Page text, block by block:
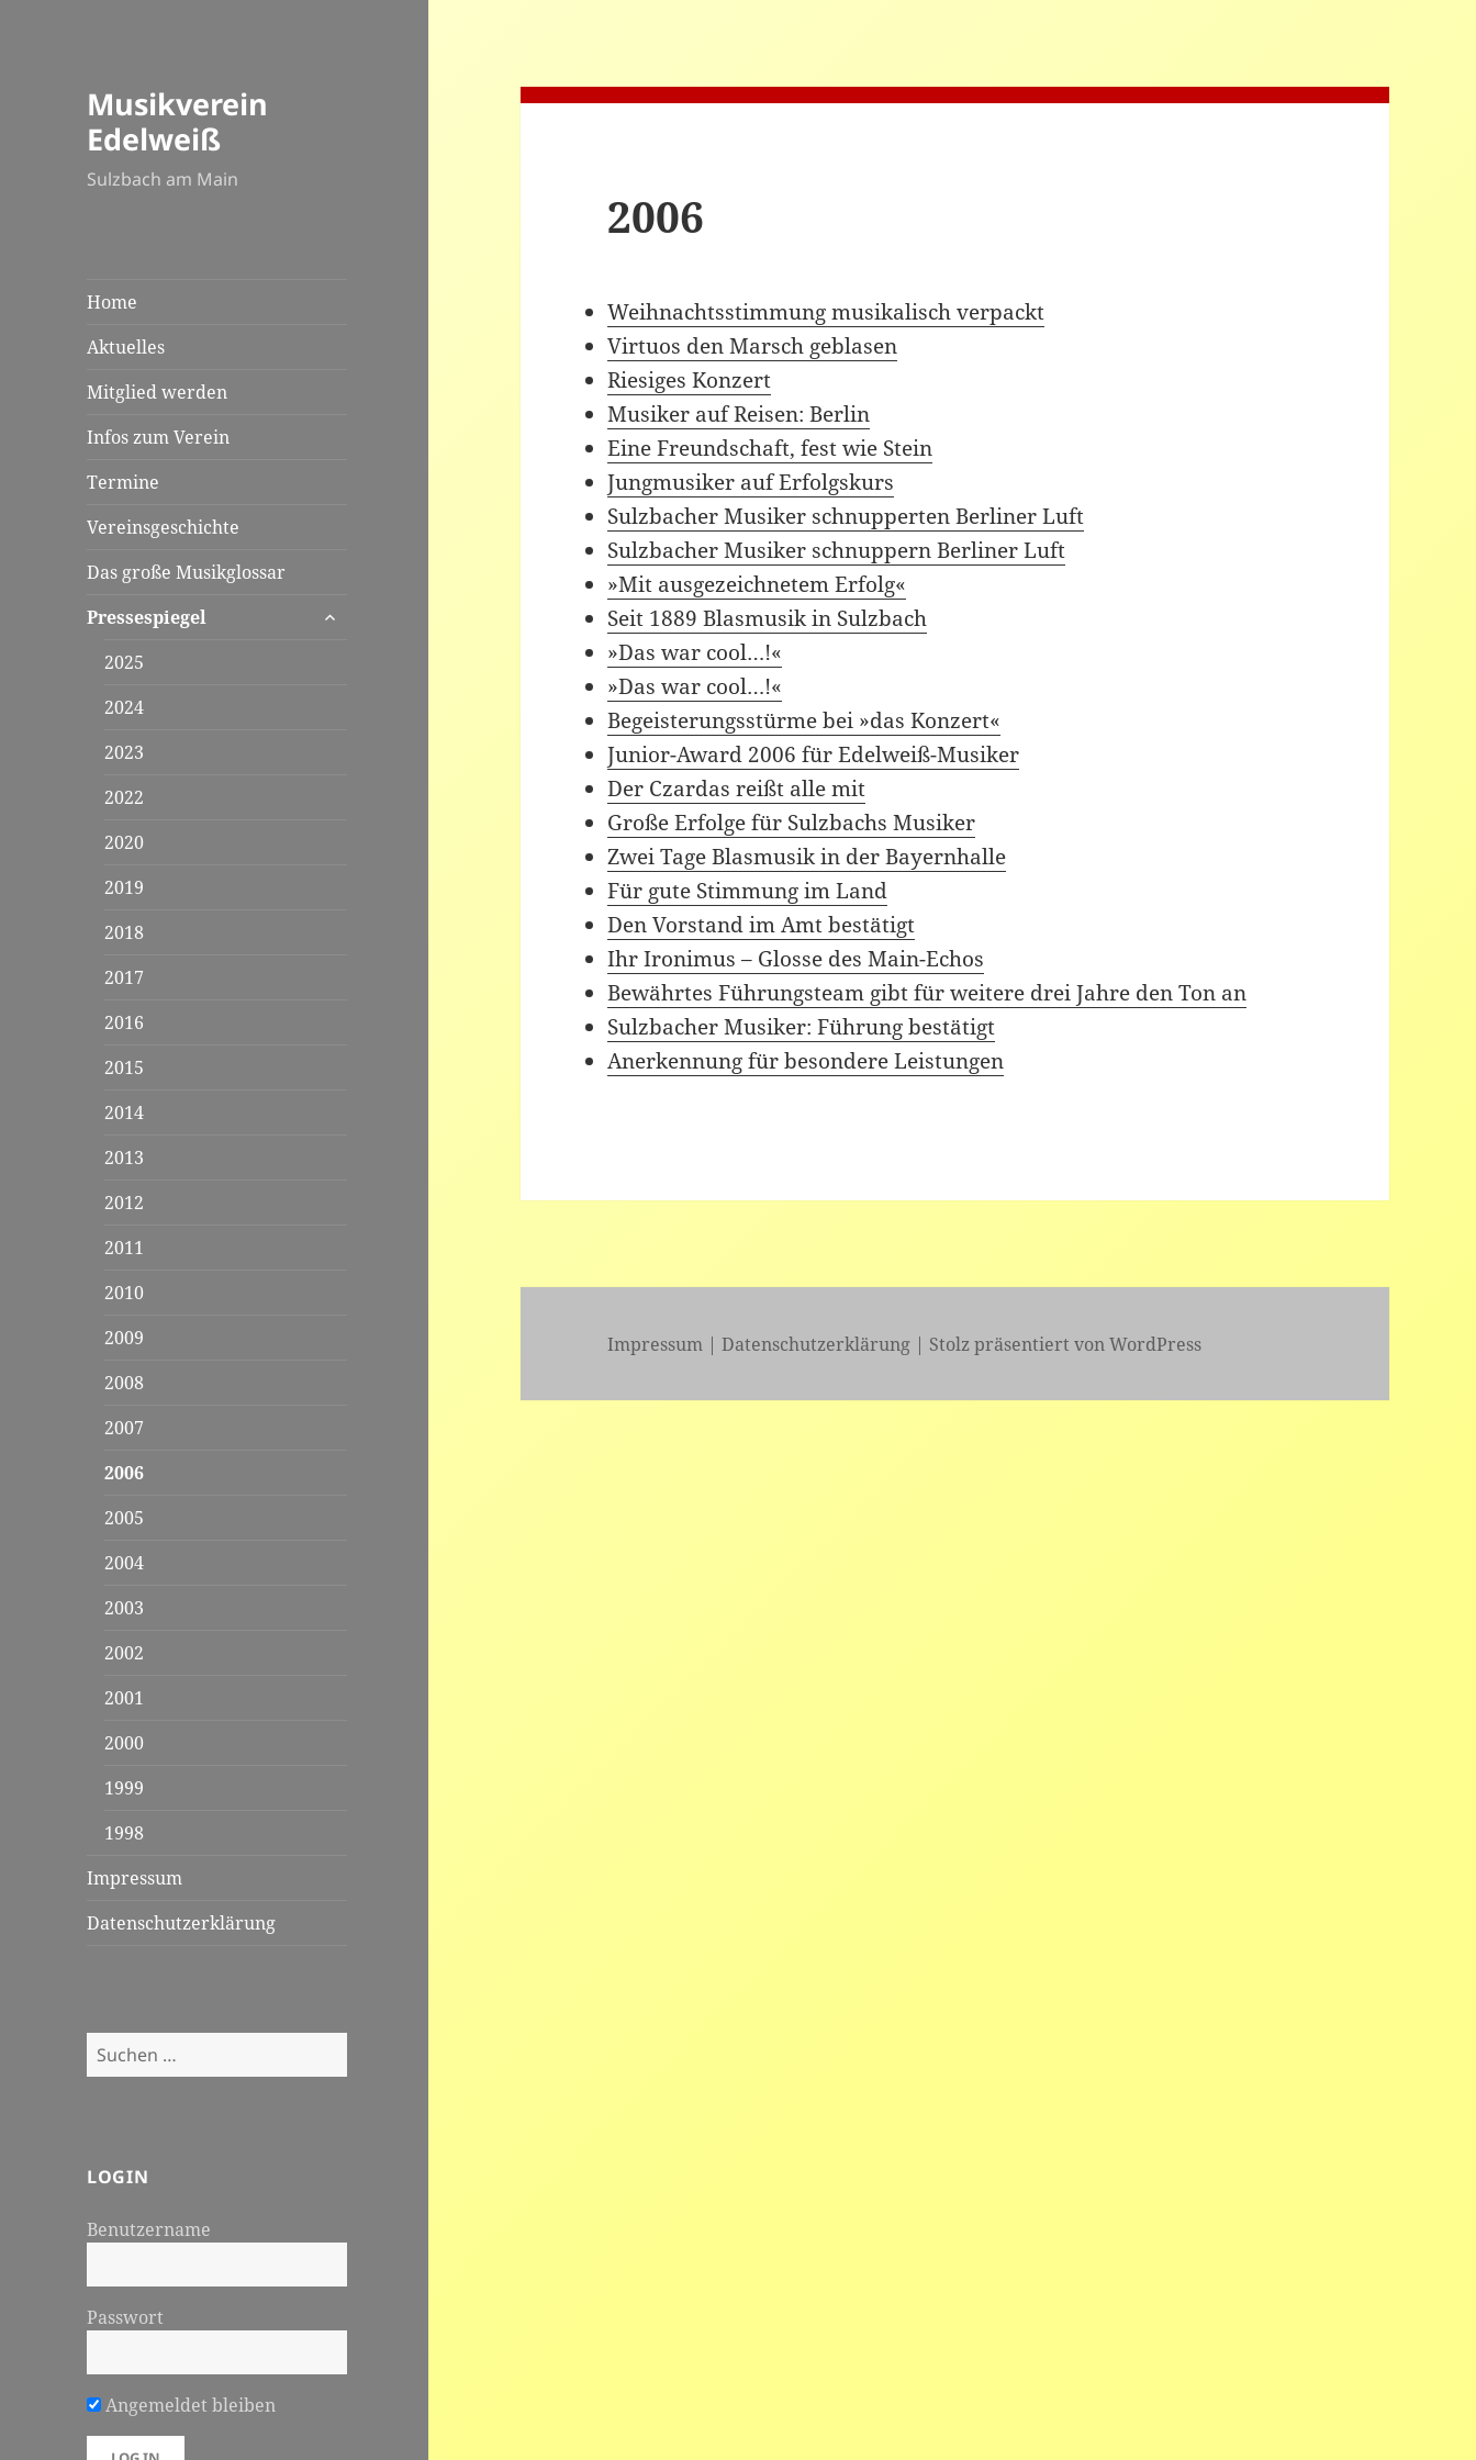
Musikverein
Edelweiß
Sulzbach am Main
Home
Aktuelles
Mitglied werden
Infos zum Verein
Termine
Vereinsgeschichte
Das große Musikglossar
Pressespiegel
untermenü
2025
2024
2023
2022
2020
2019
2018
2017
2016
2015
2014
2013
2012
2011
2010
2009
2008
2007
2006
2005
2004
2003
2002
2001
2000
1999
1998
Impressum
Datenschutzerklärung
Suchen
nach:
LOGIN
Benutzername
Passwort
Angemeldet bleiben
2006
Weihnachtsstimmung musikalisch verpackt
Virtuos den Marsch geblasen
Riesiges Konzert
Musiker auf Reisen: Berlin
Eine Freundschaft, fest wie Stein
Jungmusiker auf Erfolgskurs
Sulzbacher Musiker schnupperten Berliner Luft
Sulzbacher Musiker schnuppern Berliner Luft
»Mit ausgezeichnetem Erfolg«
Seit 1889 Blasmusik in Sulzbach
»Das war cool…!«
»Das war cool…!«
Begeisterungsstürme bei »das Konzert«
Junior-Award 2006 für Edelweiß-Musiker
Der Czardas reißt alle mit
Große Erfolge für Sulzbachs Musiker
Zwei Tage Blasmusik in der Bayernhalle
Für gute Stimmung im Land
Den Vorstand im Amt bestätigt
Ihr Ironimus – Glosse des Main-Echos
Bewährtes Führungsteam gibt für weitere drei Jahre den Ton an
Sulzbacher Musiker: Führung bestätigt
Anerkennung für besondere Leistungen
Impressum |Datenschutzerklärung | Stolz präsentiert von WordPress